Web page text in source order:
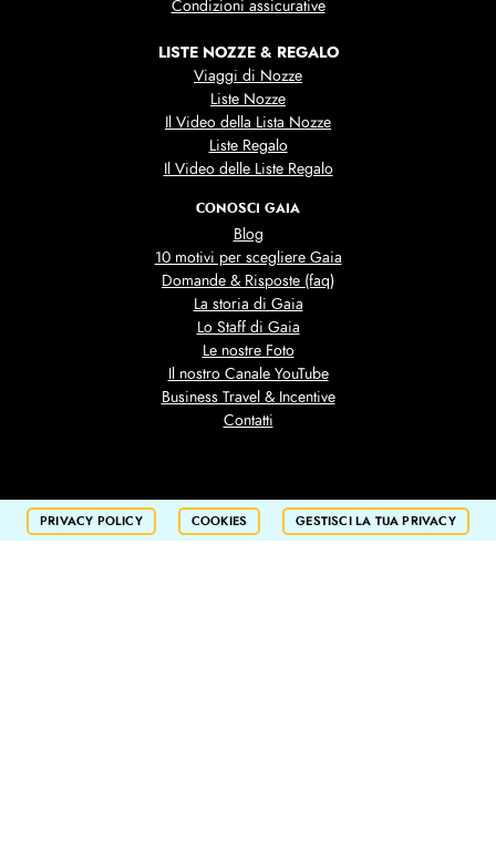
Condizioni assicurative
LISTE NOZZE & REGALO
Viaggi di Nozze
Liste Nozze
Il Video della Lista Nozze
Liste Regalo
Il Video delle Liste Regalo
CONOSCI GAIA
Blog
10 motivi per scegliere Gaia
Domande & Risposte (faq)
La storia di Gaia
Lo Staff di Gaia
Le nostre Foto
Il nostro Canale YouTube
Business Travel & Incentive
Contatti
PRIVACY POLICY COOKIES GESTISCI LA TUA PRIVACY